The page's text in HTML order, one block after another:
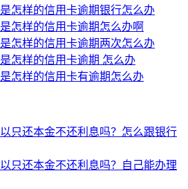
怎样的信用卡逾期银行怎么办
怎样的信用卡逾期怎么办啊
怎样的信用卡逾期两次怎么办
怎样的信用卡逾期 怎么办
怎样的信用卡有逾期怎么办
只还本金不还利息吗？怎么跟银行
只还本金不还利息吗？自己能办理